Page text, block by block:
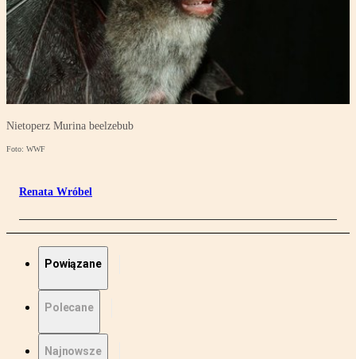
Nietoperz Murina beelzebub
Foto: WWF
Renata Wróbel
Powiązane
Polecane
Najnowsze